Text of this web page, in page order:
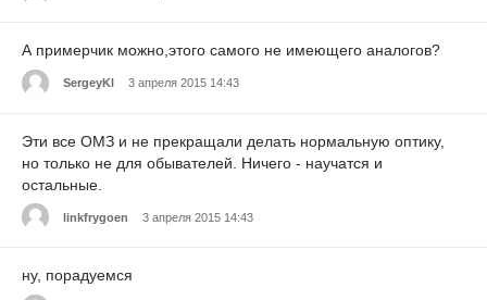
А примерчик можно,этого самого не имеющего аналогов?
SergeyKl 3 апреля 2015 14:43
Эти все ОМЗ и не прекращали делать нормальную оптику,
но только не для обывателей. Ничего - научатся и
остальные.
linkfrygoen 3 апреля 2015 14:43
ну, порадуемся